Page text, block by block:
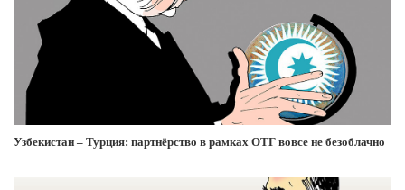
Узбекистан – Турция: партнёрство в рамках ОТГ вовсе не безоблачно